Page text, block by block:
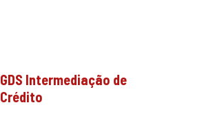
GDS Intermediação de
Crédito